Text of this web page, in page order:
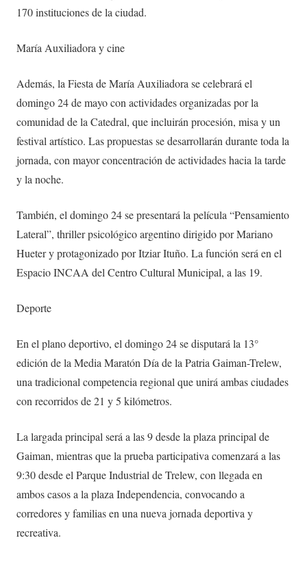
170 instituciones de la ciudad.
María Auxiliadora y cine
Además, la Fiesta de María Auxiliadora se celebrará el
domingo 24 de mayo con actividades organizadas por la
comunidad de la Catedral, que incluirán procesión, misa y un
festival artístico. Las propuestas se desarrollarán durante toda la
jornada, con mayor concentración de actividades hacia la tarde
y la noche.
También, el domingo 24 se presentará la película “Pensamiento
Lateral”, thriller psicológico argentino dirigido por Mariano
Hueter y protagonizado por Itziar Ituño. La función será en el
Espacio INCAA del Centro Cultural Municipal, a las 19.
Deporte
En el plano deportivo, el domingo 24 se disputará la 13°
edición de la Media Maratón Día de la Patria Gaiman-Trelew,
una tradicional competencia regional que unirá ambas ciudades
con recorridos de 21 y 5 kilómetros.
La largada principal será a las 9 desde la plaza principal de
Gaiman, mientras que la prueba participativa comenzará a las
9:30 desde el Parque Industrial de Trelew, con llegada en
ambos casos a la plaza Independencia, convocando a
corredores y familias en una nueva jornada deportiva y
recreativa.